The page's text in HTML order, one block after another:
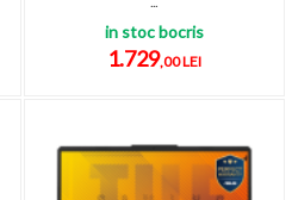
in stoc bocris
1.729,00 LEI